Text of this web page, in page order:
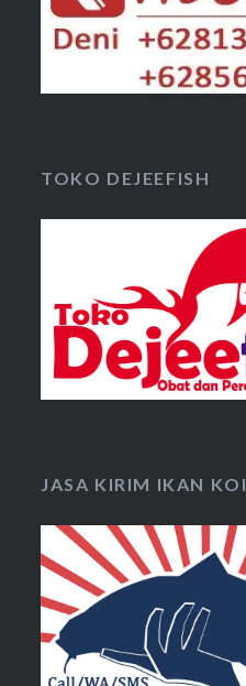
TOKO DEJEEFISH
JASA KIRIM IKAN KOI